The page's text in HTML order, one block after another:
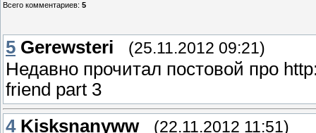
Всего комментариев: 5
5 Gerewsteri (25.11.2012 09:21)
Недавно прочитал постовой про
friend part 3
4 Kisksnanyww (22.11.2012 11:51)